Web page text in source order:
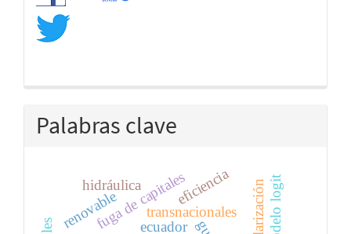
Palabras clave
transnacionales
fuga de capitales dolarización
renovable
eficiencia
hidráulica
ecuador modelo logit